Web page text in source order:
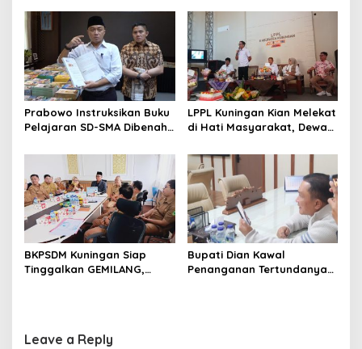
Prabowo Instruksikan Buku
Pelajaran SD-SMA Dibenahi,
sebagai Referensi
LPPL Kuningan Kian Melekat
di Hati Masyarakat, Dewas
Digital
BKPSDM Kuningan Siap
Tinggalkan GEMILANG,
Bupati Dian Kawal
Penanganan Tertundanya
Leave a Reply